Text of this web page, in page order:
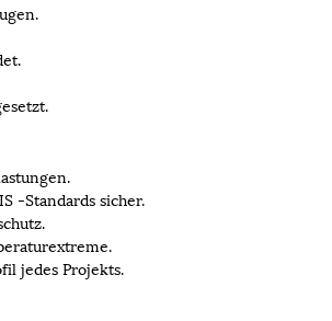
-Standards sicher.
jedes Projekts.